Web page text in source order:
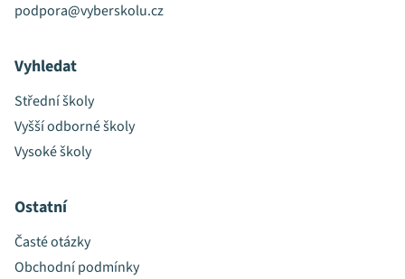
podpora@vyberskolu.cz
Vyhledat
Střední školy
Vyšší odborné školy
Vysoké školy
Ostatní
Časté otázky
Obchodní podmínky